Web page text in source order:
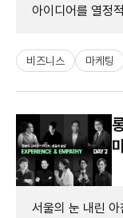
아이디어를 열정
비즈니스 마케팅
서울의 눈 내린